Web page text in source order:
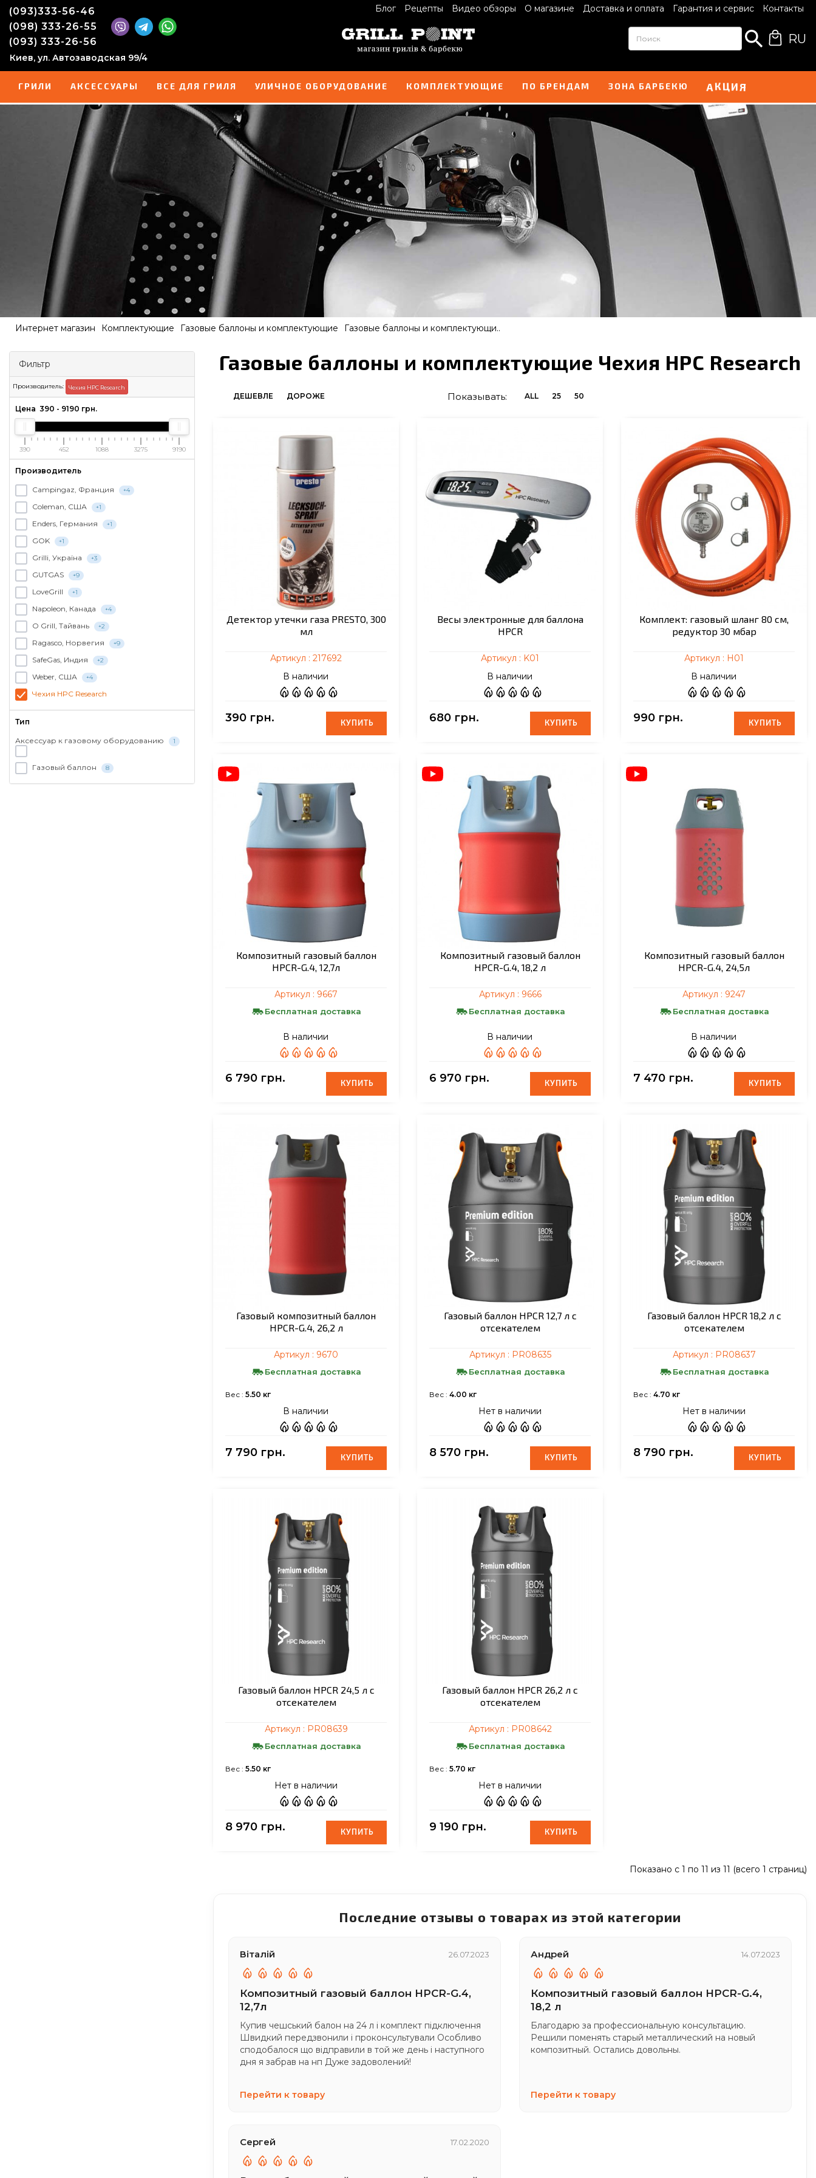
Блог Рецепты Видео обзоры О магазине Доставка и оплата Гарантия и сервис Контакты
(093)333-56-46
(098) 333-26-55
(093) 333-26-56
Киев, ул. Автозаводская 99/4
RU
ГРИЛИ АКСЕССУАРЫ ВСЕ ДЛЯ ГРИЛЯ УЛИЧНОЕ ОБОРУДОВАНИЕ КОМПЛЕКТУЮЩИЕ ПО БРЕНДАМ ЗОНА БАРБЕКЮ АКЦИЯ
Интернет магазин Комплектующие Газовые баллоны и комплектующие Газовые баллоны и комплектующи..
Фильтр
Производитель: Чехия HPC Research
Цена 390 - 9190 грн.
390 452 1088 3275 9190
Производитель
Campingaz, Франция +4
Coleman, США +1
Enders, Германия +1
GOK +1
Grilli, Україна +3
GUTGAS +9
LoveGrill +1
Napoleon, Канада +4
O Grill, Тайвань +2
Ragasco, Норвегия +9
SafeGas, Индия +2
Weber, США +4
Чехия HPC Research
Тип
Аксессуар к газовому оборудованию 1
Газовый баллон 8
Газовые баллоны и комплектующие Чехия HPC Research
ДЕШЕВЛЕ ДОРОЖЕ Показывать: ALL 25 50
Детектор утечки газа PRESTO, 300
мл
Артикул : 217692
В наличии
390 грн. КУПИТЬ
КУПИТЬ
Весы электронные для баллона
HPCR
Артикул : K01
В наличии
680 грн. КУПИТЬ
КУПИТЬ
Комплект: газовый шланг 80 см,
редуктор 30 мбар
Артикул : Н01
В наличии
990 грн. КУПИТЬ
КУПИТЬ
Композитный газовый баллон
HPCR-G.4, 12,7л
Артикул : 9667
Бесплатная доставка
В наличии
6 790 грн. КУПИТЬ
КУПИТЬ
Композитный газовый баллон
HPCR-G.4, 18,2 л
Артикул : 9666
Бесплатная доставка
В наличии
6 970 грн. КУПИТЬ
КУПИТЬ
Композитный газовый баллон
HPCR-G.4, 24,5л
Артикул : 9247
Бесплатная доставка
В наличии
7 470 грн. КУПИТЬ
КУПИТЬ
Газовый композитный баллон
HPCR-G.4, 26,2 л
Артикул : 9670
Бесплатная доставка
Вес : 5.50 кг
В наличии
7 790 грн. КУПИТЬ
КУПИТЬ
Газовый баллон HPCR 12,7 л с
отсекателем
Артикул : PR08635
Бесплатная доставка
Вес : 4.00 кг
Нет в наличии
8 570 грн. КУПИТЬ
КУПИТЬ
Газовый баллон HPCR 18,2 л с
отсекателем
Артикул : PR08637
Бесплатная доставка
Вес : 4.70 кг
Нет в наличии
8 790 грн. КУПИТЬ
КУПИТЬ
Газовый баллон HPCR 24,5 л с
отсекателем
Артикул : PR08639
Бесплатная доставка
Вес : 5.50 кг
Нет в наличии
8 970 грн. КУПИТЬ
КУПИТЬ
Газовый баллон HPCR 26,2 л с
отсекателем
Артикул : PR08642
Бесплатная доставка
Вес : 5.70 кг
Нет в наличии
9 190 грн. КУПИТЬ
КУПИТЬ
Показано с 1 по 11 из 11 (всего 1 страниц)
Последние отзывы о товарах из этой категории
Віталій 26.07.2023
Композитный газовый баллон HPCR-G.4,
12,7л
Купив чешський балон на 24 л і комплект підключення
Швидкий передзвонили і проконсультували Особливо
сподобалося що відправили в той же день і наступного
дня я забрав на нп Дуже задоволений!
Перейти к товару
Андрей 14.07.2023
Композитный газовый баллон HPCR-G.4,
18,2 л
Благодарю за профессиональную консультацию.
Решили поменять старый металлический на новый
композитный. Остались довольны.
Перейти к товару
Сергей 17.02.2020